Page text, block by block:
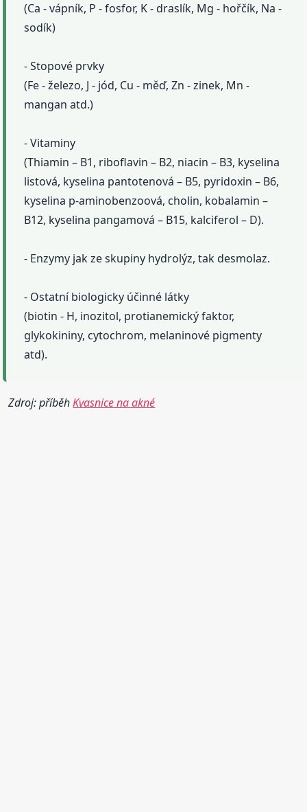
(Ca - vápník, P - fosfor, K - draslík, Mg - hořčík, Na -
sodík)
- Stopové prvky
(Fe - železo, J - jód, Cu - měď, Zn - zinek, Mn -
mangan atd.)
- Vitaminy
(Thiamin – B1, riboflavin – B2, niacin – B3, kyselina
listová, kyselina pantotenová – B5, pyridoxin – B6,
kyselina p-aminobenzoová, cholin, kobalamin –
B12, kyselina pangamová – B15, kalciferol – D).
- Enzymy jak ze skupiny hydrolýz, tak desmolaz.
- Ostatní biologicky účinné látky
(biotin - H, inozitol, protianemický faktor,
glykokininy, cytochrom, melaninové pigmenty
atd).
Zdroj: příběhKvasnice na akné